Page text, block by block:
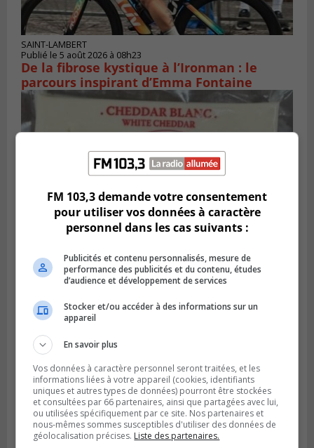
SAINT-LAMBERT
Publié le 5 août 2026 à 08h23
De la fibrose kystique à l’Ironman : le
parcours inspirant d’Emma Fontaine
Publié le 4 août 2026 à 13h18
Des fromages de la Laiterie Coaticook
rappelés par l’ACIA
FM 103,3 demande votre consentement
pour utiliser vos données à caractère
personnel dans les cas suivants :
Publicités et contenu personnalisés, mesure de
performance des publicités et du contenu, études
d’audience et développement de services
Stocker et/ou accéder à des informations sur un
appareil
En savoir plus
Vos données à caractère personnel seront traitées, et les
informations liées à votre appareil (cookies, identifiants
uniques et autres types de données) pourront être stockées
et consultées par 66 partenaires, ainsi que partagées avec lui,
ou utilisées spécifiquement par ce site. Nos partenaires et
nous-mêmes sommes susceptibles d'utiliser des données de
géolocalisation précises. Liste des partenaires.